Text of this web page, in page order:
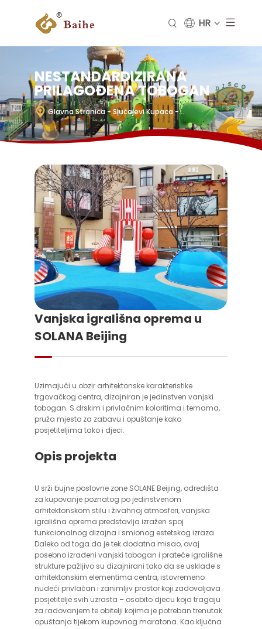
HR
NESTANDARDIZIRANA
PRILAGOĐENA TOBOGAN
Glavna Stranica- Slučajevi Kupaca -
Nestandardizirana Prilagođena Tobogan
Vanjska igrališna oprema u
SOLANA Beijing
Uzimajući u obzir arhitektonske karakteristike
trgovačkog centra, dizajniran je jedinstven vanjski
tobogan. S drskim i privlačnim koloritima i temama,
pruža mjesto za zabavu i opuštanje kako
posjetiteljima tako i djeci.
Opis projekta
U srži bujne poslovne zone SOLANE Beijing, odredišta
za kupovanje poznatog po jedinstvenom
arhitektonskom stilu i živahnoj atmosferi, vanjska
igrališna oprema predstavlja izražen spoj
funkcionalnog dizajna i smionog estetskog izraza.
Daleko od toga da je tek dodatna misao, ovaj
posebno izrađeni vanjski tobogan i prateće igrališne
strukture pažljivo su dizajnirani tako da se usklade s
arhitektonskim elementima centra, istovremeno
nudeći privlačan i zanimljiv prostor koji zadovoljava
posjetitelje svih uzrasta – osobito djecu koja tragaju
za radovanjem te obitelji kojima je potreban trenutak
opuštanja tijekom kupovnog maratona. Kao ključna